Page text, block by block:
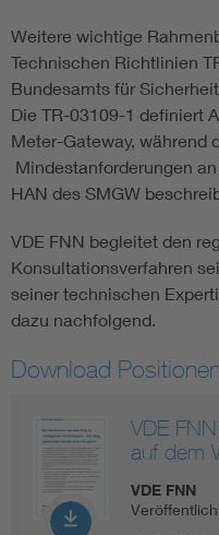
Weitere wichtige
Technischen Richtlinien
Bundesamts für
Die TR-03109-1 definiert
Meter-Gateway, während
Mindestanforderungen
HAN des SMGW
VDE FNN begleitet den
Konsultationsverfahren
seiner technischen
dazu nachfolgend.
Download Positionen
VDE
auf dem
VDE FNN